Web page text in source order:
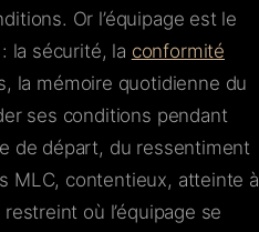
Or l’équipage est le
la sécurité, la conformité
la mémoire quotidienne du
ses conditions pendant
de départ, du ressentiment
MLC, contentieux, atteinte à
où l’équipage se